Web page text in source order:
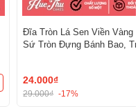
Đĩa Tròn Lá Sen Viền Vàng
Sứ Tròn Đựng Bánh Bao,
24.000₫
29.000₫ -17%